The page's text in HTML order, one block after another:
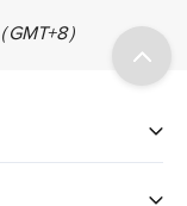
（GMT+8）